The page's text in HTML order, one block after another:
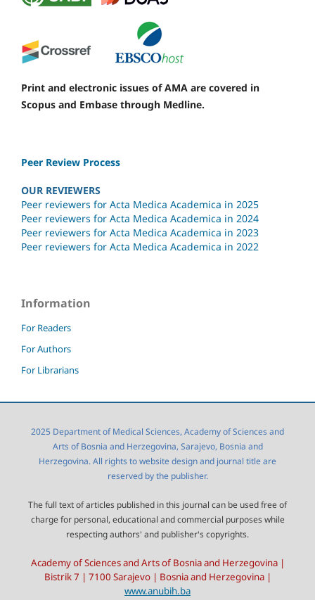
Print and electronic issues of AMA are covered in
Scopus and Embase through Medline.
Peer Review Process
OUR REVIEWERS
Peer reviewers for Acta Medica Academica in 2025
Peer reviewers for Acta Medica Academica in 2024
Peer reviewers for Acta Medica Academica in 2023
Peer reviewers for Acta Medica Academica in 2022
Information
For Readers
For Authors
For Librarians
2025 Department of Medical Sciences, Academy of Sciences and
Arts of Bosnia and Herzegovina, Sarajevo, Bosnia and
Herzegovina. All rights to website design and journal title are
reserved by the publisher.
The full text of articles published in this journal can be used free of
charge for personal, educational and commercial purposes while
respecting authors' and publisher's copyrights.
Academy of Sciences and Arts of Bosnia and Herzegovina |
Bistrik 7 | 7100 Sarajevo | Bosnia and Herzegovina |
www.anubih.ba